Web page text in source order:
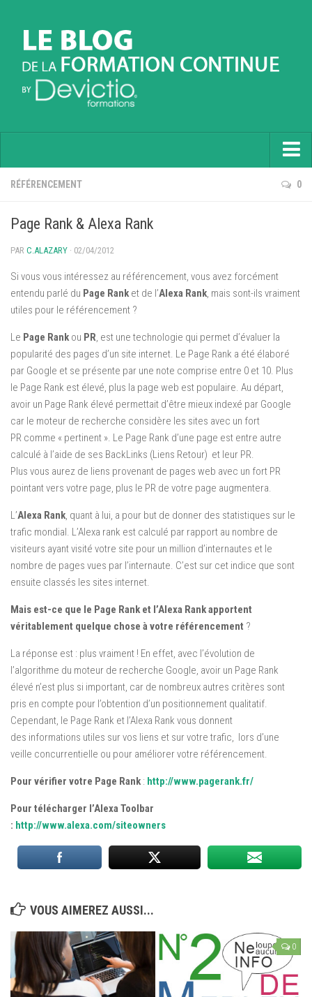
Accueil
Soft Skills
Langues
Contactez nous
RÉFÉRENCEMENT 0
Page Rank & Alexa Rank
PAR C.ALAZARY · 02/04/2012
Si vous vous intéressez au référencement, vous avez forcément
entendu parlé du Page Ranket de l’Alexa Rank, mais sont-ils vraiment
utiles pour le référencement ?
Le Page Rankou PR, est une technologie qui permet d’évaluer la
popularité des pages d’un site internet. Le Page Rank a été élaboré
par Google et se présente par une note comprise entre 0 et 10. Plus
le Page Rank est élevé, plus la page web est populaire. Au départ,
avoir un Page Rank élevé permettait d’être mieux indexé par Google
car le moteur de recherche considère les sites avec un fort
PR comme « pertinent ». Le Page Rank d’une page est entre autre
calculé à l’aide de ses BackLinks (Liens Retour) et leur PR.
Plus vous aurez de liens provenant de pages web avec un fort PR
pointant vers votre page, plus le PR de votre page augmentera.
L’Alexa Rank, quant à lui, a pour but de donner des statistiques sur le
trafic mondial. L’Alexa rank est calculé par rapport au nombre de
visiteurs ayant visité votre site pour un million d’internautes et le
nombre de pages vues par l’internaute. C’est sur cet indice que sont
ensuite classés les sites internet.
Mais est-ce que le Page Rank et l’Alexa Rank apportent
véritablement quelque chose à votre référencement ?
La réponse est : plus vraiment ! En effet, avec l’évolution de
l’algorithme du moteur de recherche Google, avoir un Page Rank
élevé n’est plus si important, car de nombreux autres critères sont
pris en compte pour l’obtention d’un positionnement qualitatif.
Cependant, le Page Rank et l’Alexa Rank vous donnent
des informations utiles sur vos liens et sur votre trafic, lors d’une
veille concurrentielle ou pour améliorer votre référencement.
Pour vérifier votre Page Rank: http://www.pagerank.fr/
Pour télécharger l’Alexa Toolbar
: http://www.alexa.com/siteowners
VOUS AIMEREZ AUSSI...
0